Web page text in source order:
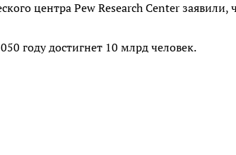
центра Pew Research Center заявили,
году достигнет 10 млрд человек.